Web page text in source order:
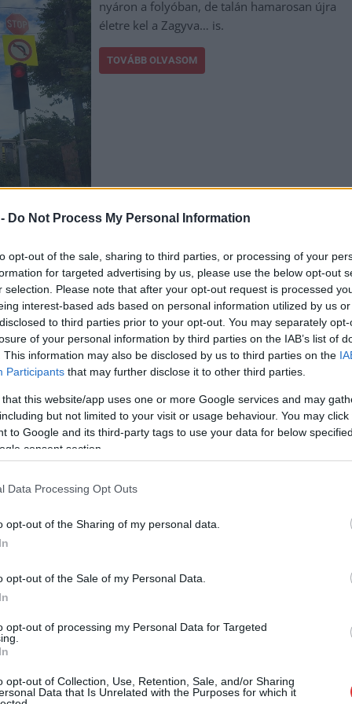
Do Not Process My Personal Information
opt-out of the sale, sharing to third parties, or processing of your
for targeted advertising by us, please use the below opt-out
selection. Please note that after your opt-out request is processed
interest-based ads based on personal information utilized by us
to third parties prior to your opt-out. You may separately
of your personal information by third parties on the IAB’s list of
This information may also be disclosed by us to third parties on the
Participants that may further disclose it to other third parties.
that this website/app uses one or more Google services and may
but not limited to your visit or usage behaviour. You may
to Google and its third-party tags to use your data for below
consent section.
Data Processing Opt Outs
opt-out of the Sharing of my personal data.
opt-out of the Sale of my Personal Data.
opt-out of processing my Personal Data for Targeted
opt-out of Collection, Use, Retention, Sale, and/or Sharing
Data that Is Unrelated with the Purposes for which it
nyáron a folyóban, de talán hamarosan újra
életre kel a Zagyva… is.
TOVÁBB OLVASOM
, hiány ,Jász-Nagykun Szolnok megye,ősz ,piros lámpa,szárazság
SUP-pal
Fodor Bence osztotta meg nyári kalandját a
Vadkemping nevű Facebook-csoportban.
Beszámolója alapján pedig egyértelmű, hogy
koktélozást vagy zsúfolt városnézést. A
vakációhoz és a hétköznapokból való
kiszakadáshoz elég némi felszerelés, majd
utunk során olyan hatások érhetnek,
melyekről évekig beszélni fogunk.
TOVÁBB OLVASOM
szeged, tisza,vadkemping
Európa-bajnok evezős
Világ- és Európa-bajnok evezősként
egyformán maradt némi hiányérzetük, de